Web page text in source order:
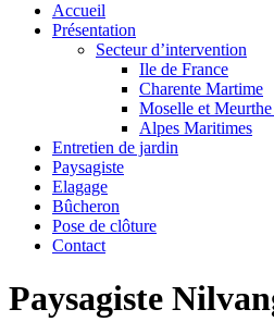
Accueil
Présentation
Secteur d’intervention
Ile de France
Charente Martime
Moselle et
Alpes Maritimes
Entretien de jardin
Paysagiste
Elagage
Bûcheron
Pose de clôture
Contact
Paysagiste